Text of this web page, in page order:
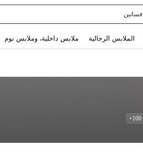
فستان
الملابس الرجالية ملابس داخلية، وملابس نوم